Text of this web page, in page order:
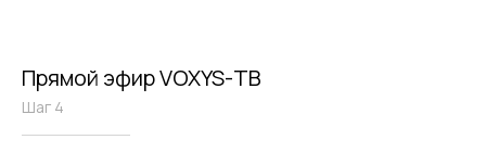
Прямой эфир VOXYS-ТВ
Шаг 4